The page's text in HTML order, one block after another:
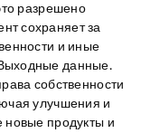
разрешено
сохраняет за
и иные
данные.
собственности
улучшения и
новые продукты и